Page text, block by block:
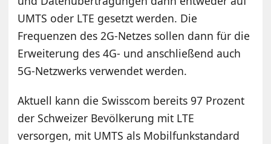
UMTS oder LTE gesetzt werden. Die
Frequenzen des 2G-Netzes sollen dann für die
Erweiterung des 4G- und anschließend auch
5G-Netzwerks verwendet werden.
Aktuell kann die Swisscom bereits 97 Prozent
der Schweizer Bevölkerung mit LTE
versorgen, mit UMTS als Mobilfunkstandard